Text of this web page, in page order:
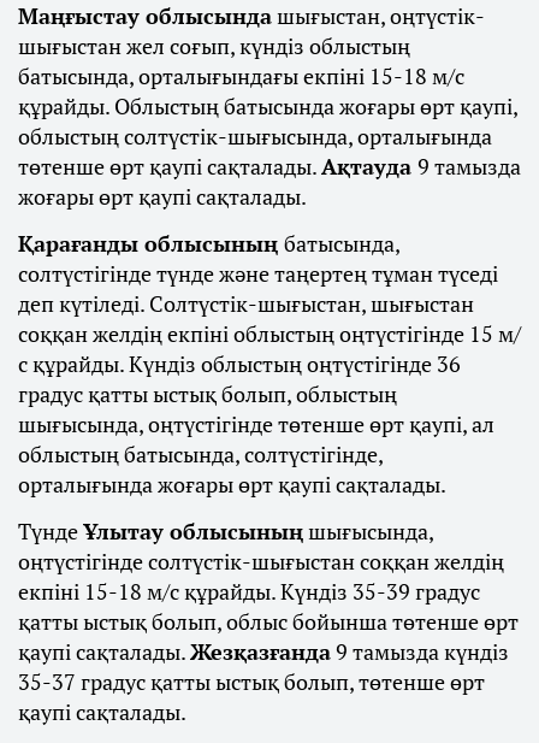
Маңғыстау облысындашығыстан, оңтүстік-
шығыстан жел соғып, күндіз облыстың
батысында, орталығындағы екпіні 15-18 м/с
құрайды. Облыстың батысында жоғары өрт қаупі,
облыстың солтүстік-шығысында, орталығында
төтенше өрт қаупі сақталады.Ақтауда 9 тамызда
жоғары өрт қаупі сақталады.
Қарағанды облысының батысында,
солтүстігінде түнде және таңертең тұман түседі
деп күтіледі. Солтүстік-шығыстан, шығыстан
соққан желдің екпіні облыстың оңтүстігінде 15 м/
с құрайды. Күндіз облыстың оңтүстігінде 36
градус қатты ыстық болып, облыстың
шығысында, оңтүстігінде төтенше өрт қаупі, ал
облыстың батысында, солтүстігінде,
орталығында жоғары өрт қаупі сақталады.
ТүндеҰлытау облысыныңшығысында,
оңтүстігінде солтүстік-шығыстан соққан желдің
екпіні 15-18 м/с құрайды. Күндіз 35-39 градус
қатты ыстық болып, облыс бойынша төтенше өрт
қаупі сақталады.Жезқазғанда9 тамызда күндіз
35-37 градус қатты ыстық болып, төтенше өрт
қаупі сақталады.